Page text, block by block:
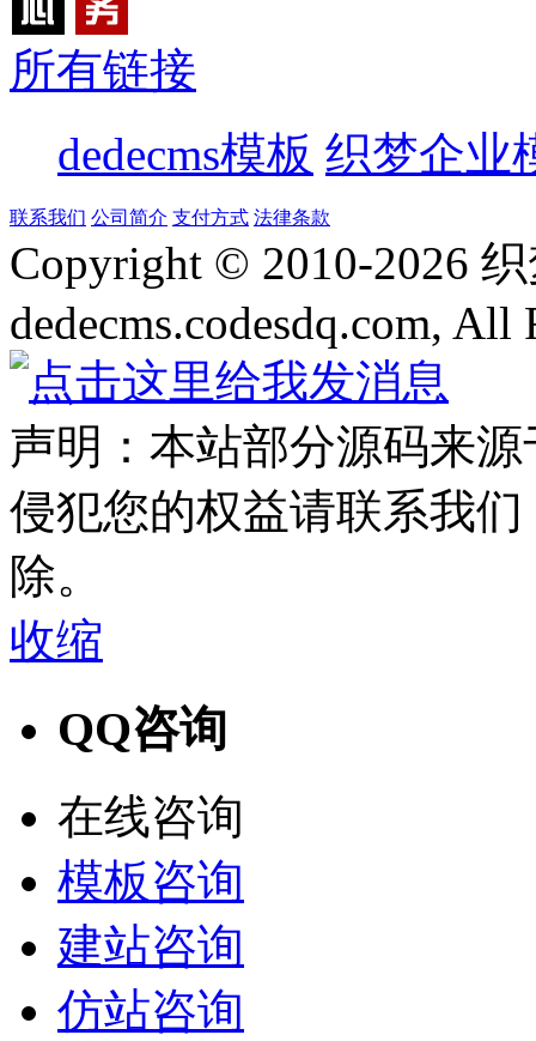
所有链接
dedecms模板 织梦企业
联系我们 公司简介 支付方式 法律条款
Copyright © 2010-2026
dedecms.codesdq.com, All
声明：本站部分源码来
侵犯您的权益请联系我
除。
收缩
QQ咨询
在线咨询
模板咨询
建站咨询
仿站咨询